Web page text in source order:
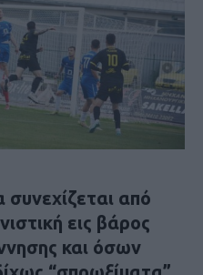
από
εις βάρος
και όσων